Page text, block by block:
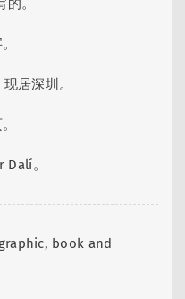
。
居深圳。
。
book and